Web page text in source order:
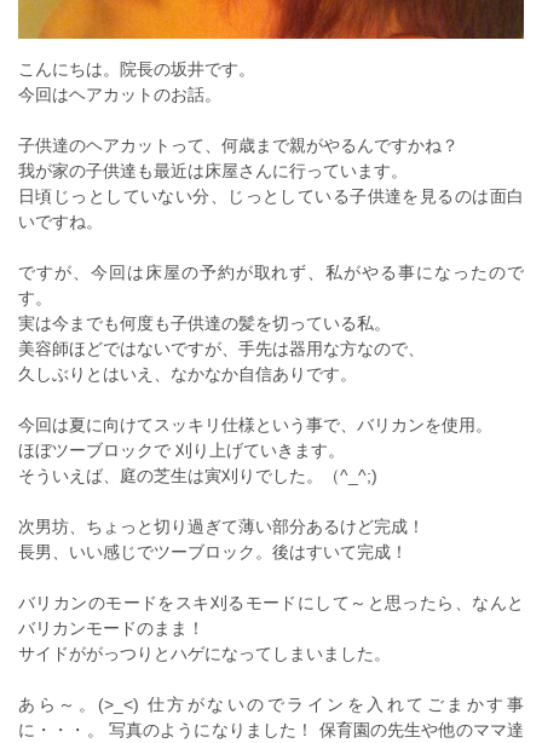
こんにちは。院長の坂井です。
今回はヘアカットのお話。
子供達のヘアカットって、何歳まで親がやるんですかね？
我が家の子供達も最近は床屋さんに行っています。
日頃じっとしていない分、じっとしている子供達を見るのは面白
いですね。
ですが、今回は床屋の予約が取れず、私がやる事になったので
す。
実は今までも何度も子供達の髪を切っている私。
美容師ほどではないですが、手先は器用な方なので、
久しぶりとはいえ、なかなか自信ありです。
今回は夏に向けてスッキリ仕様という事で、バリカンを使用。
ほぼツーブロックで 刈り上げていきます。
そういえば、庭の芝生は寅刈りでした。（^_^;)
次男坊、ちょっと切り過ぎて薄い部分あるけど完成！
長男、いい感じでツーブロック。後はすいて完成！
バリカンのモードをスキ刈るモードにして～と思ったら、なんと
バリカンモードのまま！
サイドががっつりとハゲになってしまいました。
あら～。(>_<) 仕方がないのでラインを入れてごまかす事
に・・・。 写真のようになりました！ 保育園の先生や他のママ達